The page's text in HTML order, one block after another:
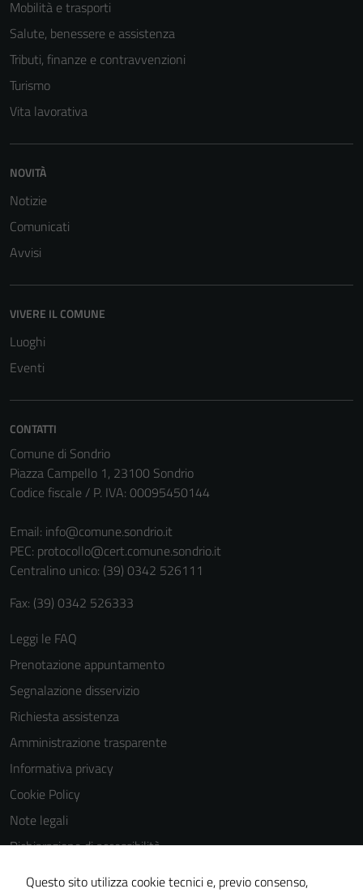
Mobilità e trasporti
Salute, benessere e assistenza
Tributi, finanze e contravvenzioni
Turismo
Vita lavorativa
NOVITÀ
Notizie
Comunicati
Avvisi
VIVERE IL COMUNE
Luoghi
Eventi
CONTATTI
Comune di Sondrio
Piazza Campello 1, 23100 Sondrio
Codice fiscale / P. IVA: 00095450144
Email: info@comune.sondrio.it
PEC: protocollo@cert.comune.sondrio.it
Centralino unico: (39) 0342 526111
Fax: (39) 0342 526333
Leggi le FAQ
Prenotazione appuntamento
Segnalazione disservizio
Richiesta assistenza
Amministrazione trasparente
Informativa privacy
Cookie Policy
Note legali
Dichiarazione di accessibilità
Dichiarazione di accessibilità Servizi
Questo sito utilizza cookie tecnici e, previo consenso,
Tecnici
per il